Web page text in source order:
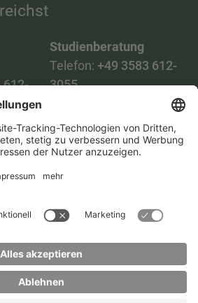
612-
Studienberatung
Telefon: +49 3583 612-
3055
2086748
Mail:
stud.info(at)hszg.de
Datenschutz
Presse